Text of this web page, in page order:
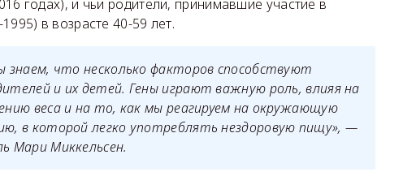
годах), и чьи родители, принимавшие участие в
в возрасте 40-59 лет.
знаем, что несколько факторов способствуют
и их детей. Гены играют важную роль, влияя на
веса и на то, как мы реагируем на окружающую
в которой легко употреблять нездоровую пищу», —
Мари Миккельсен.